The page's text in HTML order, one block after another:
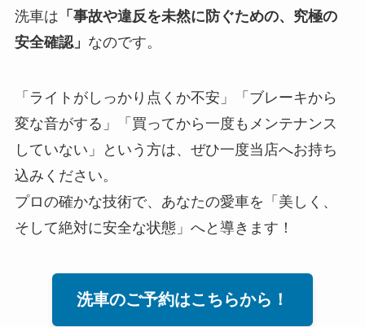
洗車は 「事故や違反を未然に防ぐための、究極の
安全確認」 なのです。
「ライトがしっかり点くか不安」「ブレーキから
変な音がする」「買ってから一度もメンテナンス
していない」という方は、ぜひ一度当店へお持ち
込みください。
プロの確かな技術で、あなたの愛車を「美しく、
そして絶対に安全な状態」へと導きます！
洗車のご予約はこちらから！